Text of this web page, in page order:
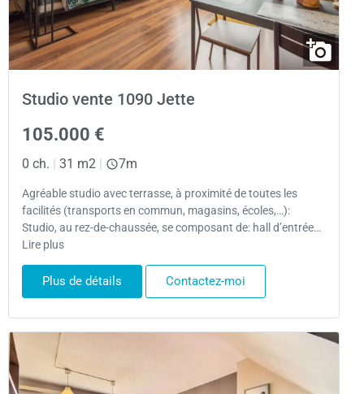
Studio vente 1090 Jette
105.000 €
0 ch. | 31 m2 | 7m
Agréable studio avec terrasse, à proximité de toutes les
facilités (transports en commun, magasins, écoles,…):
Studio, au rez-de-chaussée, se composant de: hall d’entrée…
Lire plus
Plus de détails Contactez-moi